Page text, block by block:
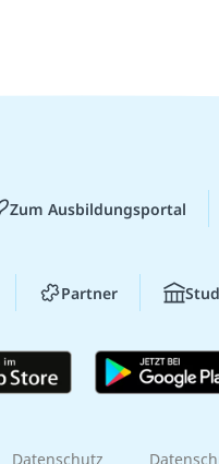
Zum Ausbildungsportal
Partner
Datenschutz